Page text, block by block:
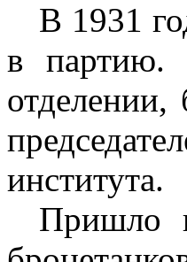
В 1931
в партию.
отделении,
института.
Пришло